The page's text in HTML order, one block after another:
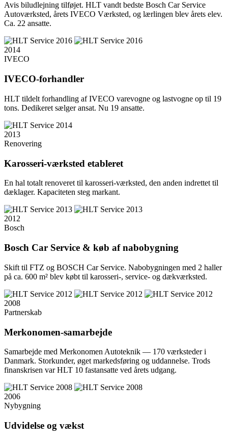
Avis biludlejning tilføjet. HLT vandt bedste Bosch Car Service
Autoværksted, årets IVECO Værksted, og lærlingen blev årets elev.
Ca. 22 ansatte.
2014
IVECO
IVECO-forhandler
HLT tildelt forhandling af IVECO varevogne og lastvogne op til 19
tons. Dedikeret sælger ansat. Nu 19 ansatte.
2013
Renovering
Karosseri-værksted etableret
En hal totalt renoveret til karosseri-værksted, den anden indrettet til
dæklager. Kapaciteten steg markant.
2012
Bosch
Bosch Car Service & køb af nabobygning
Skift til FTZ og BOSCH Car Service. Nabobygningen med 2 haller
på ca. 600 m² blev købt til karosseri-, service- og dækværksted.
2008
Partnerskab
Merkonomen-samarbejde
Samarbejde med Merkonomen Autoteknik — 170 værksteder i
Danmark. Storkunder, øget markedsføring og uddannelse. Trods
finanskrisen var HLT 10 fastansatte ved årets udgang.
2006
Nybygning
Udvidelse og vækst